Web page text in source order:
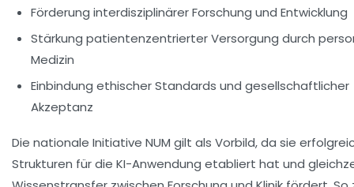
Förderung interdisziplinärer Forschung und Entwicklung
Stärkung patientenzentrierter Versorgung durch
Medizin
Einbindung ethischer Standards und gesellschaftlicher
Akzeptanz
Die nationale Initiative NUM gilt als Vorbild, da sie
Strukturen für die KI-Anwendung etabliert hat und